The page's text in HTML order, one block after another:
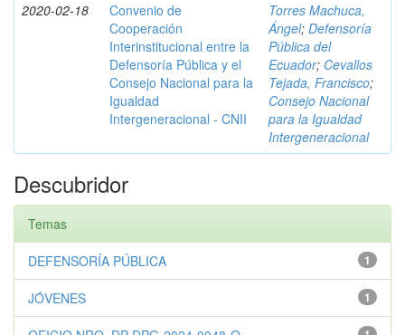
2020-02-18
Convenio de
Cooperación
Interinstitucional entre la
Defensoría Pública y el
Consejo Nacional para la
Igualdad
Intergeneracional - CNII
Torres Machuca,
Ángel; Defensoría
Pública del
Ecuador; Cevallos
Tejada, Francisco;
Consejo Nacional
para la Igualdad
Intergeneracional
Descubridor
Temas
1
DEFENSORÍA PÚBLICA
1
JÓVENES